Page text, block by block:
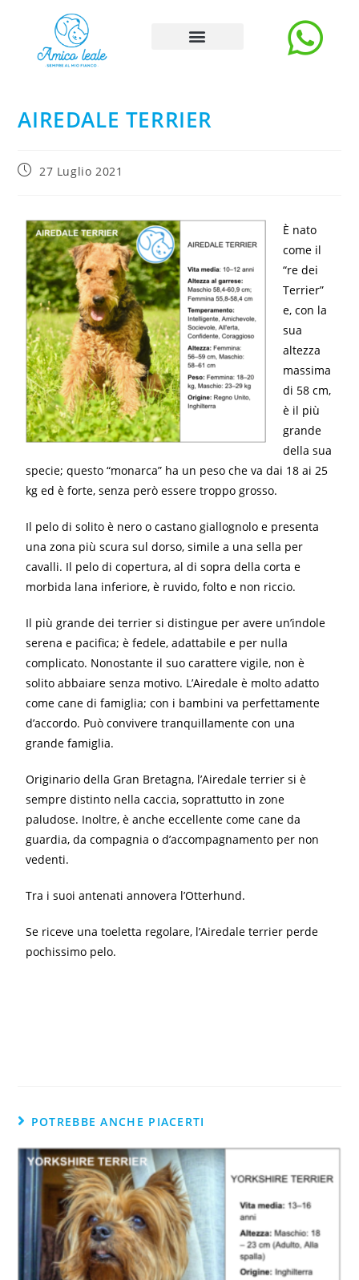
AIREDALE TERRIER
27 Luglio 2021
È nato
come il
“re dei
Terrier”
e, con la
sua
altezza
massima
di 58 cm,
è il più
grande
della sua
specie; questo “monarca” ha un peso che va dai 18 ai 25
kg ed è forte, senza però essere troppo grosso.
Il pelo di solito è nero o castano giallognolo e presenta
una zona più scura sul dorso, simile a una sella per
cavalli. Il pelo di copertura, al di sopra della corta e
morbida lana inferiore, è ruvido, folto e non riccio.
Il più grande dei terrier si distingue per avere un’indole
serena e pacifica; è fedele, adattabile e per nulla
complicato. Nonostante il suo carattere vigile, non è
solito abbaiare senza motivo. L’Airedale è molto adatto
come cane di famiglia; con i bambini va perfettamente
d’accordo. Può convivere tranquillamente con una
grande famiglia.
Originario della Gran Bretagna, l’Airedale terrier si è
sempre distinto nella caccia, soprattutto in zone
paludose. Inoltre, è anche eccellente come cane da
guardia, da compagnia o d’accompagnamento per non
vedenti.
Tra i suoi antenati annovera l’Otterhund.
Se riceve una toeletta regolare, l’Airedale terrier perde
pochissimo pelo.
POTREBBE ANCHE PIACERTI